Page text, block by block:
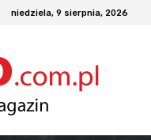
niedziela, 9 sierpnia, 2026